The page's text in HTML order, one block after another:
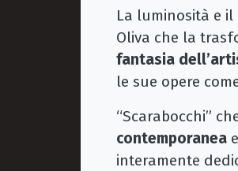
La luminosità e
Oliva che la
fantasia
le sue opere
“Scarabocchi”
contemporanea
interamente